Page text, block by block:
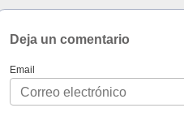
Deja un comentario
Email